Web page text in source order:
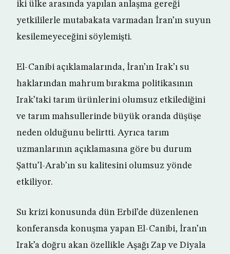
iki ülke arasında yapılan anlaşma gereği
yetkililerle mutabakata varmadan İran’ın suyun
kesilemeyeceğini söylemişti.
El-Canibi açıklamalarında, İran’ın Irak’ı su
haklarından mahrum bırakma politikasının
Irak’taki tarım ürünlerini olumsuz etkilediğini
ve tarım mahsullerinde büyük oranda düşüşe
neden olduğunu belirtti. Ayrıca tarım
uzmanlarının açıklamasına göre bu durum
Şattu’l-Arab’ın su kalitesini olumsuz yönde
etkiliyor.
Su krizi konusunda dün Erbil’de düzenlenen
konferansda konuşma yapan El-Canibi, İran’ın
Irak’a doğru akan özellikle Aşağı Zap ve Diyala